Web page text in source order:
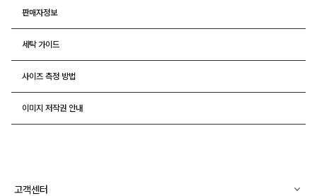
판매자정보
세탁 가이드
사이즈 측정 방법
이미지 저작권 안내
고객센터